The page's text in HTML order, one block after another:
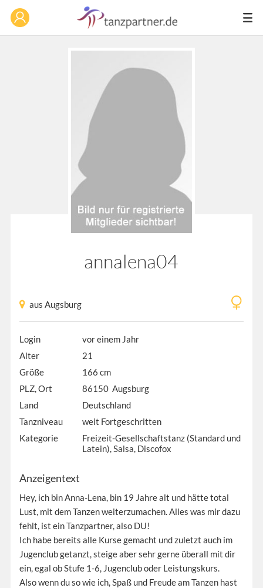
annalena04
aus Augsburg
Login
vor einem Jahr
Alter
21
Größe
166 cm
PLZ, Ort
86150 Augsburg
Land
Deutschland
Tanzniveau
weit Fortgeschritten
Kategorie
Freizeit-Gesellschaftstanz (Standard und
Latein), Salsa, Discofox
Anzeigentext
Hey, ich bin Anna-Lena, bin 19 Jahre alt und hätte total
Lust, mit dem Tanzen weiterzumachen. Alles was mir dazu
fehlt, ist ein Tanzpartner, also DU!
Ich habe bereits alle Kurse gemacht und zuletzt auch im
Jugenclub getanzt, steige aber sehr gerne überall mit dir
ein, egal ob Stufe 1-6, Jugenclub oder Leistungskurs.
Also wenn du so wie ich, Spaß und Freude am Tanzen hast